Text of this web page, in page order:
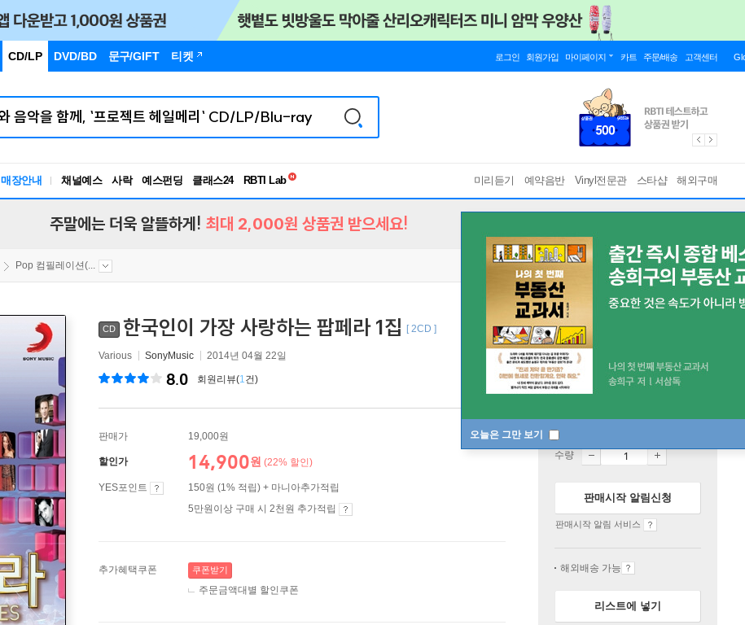
CD/LP DVD/BD 문구/GIFT 티켓 로그인 회원가입 마이페이지 카트 주문/배송 고객센터
매장안내 채널예스 사락 예스펀딩 클래스24
독서유형검사
미리듣기 예약음반 Vinyl전문관 스타샵 해외구매
오늘은 그만 보기
주말에는 더욱 알뜰하게! 최대 2,000원 상품권 받으세요!
Pop 컴필레이션(...
CD 한국인이 가장 사랑하는 팝페라 1집 [ 2CD ]
Various SonyMusic 2014년 04월 22일
8.0 회원리뷰(1건)
판매가 19,000원
할인가 14,900원 (22% 할인)
YES포인트
150원 (1% 적립) + 마니아추가적립
5만원이상 구매 시 2천원 추가적립
추가혜택쿠폰 쿠폰받기
주문금액대별 할인쿠폰
일시품절
수량
판매시작 알림신청
판매시작 알림 서비스
해외배송 가능
리스트에 넣기